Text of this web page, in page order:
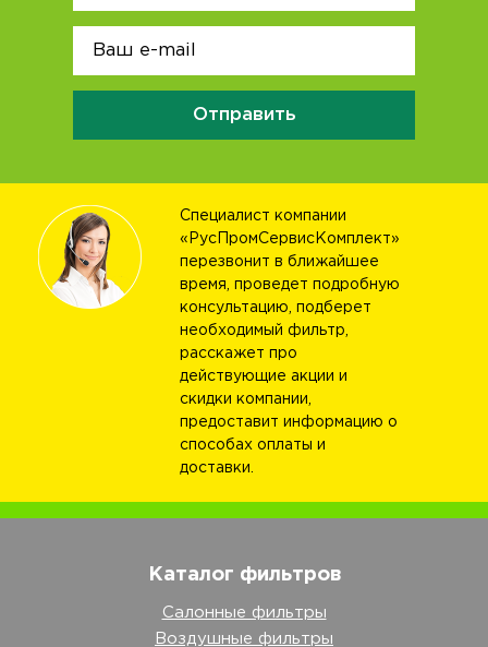
Отправить
Специалист компании
«РусПромСервисКомплект»
перезвонит в ближайшее
время, проведет подробную
консультацию, подберет
необходимый фильтр,
расскажет про
действующие акции и
скидки компании,
предоставит информацию о
способах оплаты и
доставки.
Каталог фильтров
Салонные фильтры
Воздушные фильтры